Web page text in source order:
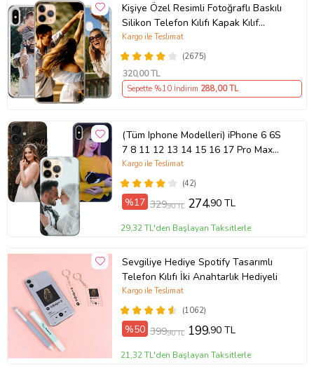
Kişiye Özel Resimli Fotoğraflı Baskılı
Silikon Telefon Kılıfı Kapak Kılıf
(Telefon Modelleri Açıklamada)
(2675)
Kargo ile Teslimat
320,00 TL
Sepette %10 İndirim 288,00 TL
(Tüm Iphone Modelleri) iPhone 6 6S
7 8 11 12 13 14 15 16 17 Pro Max
Plus Mini Kişiye Özel Resimli
Fotoğraflı Kılıf(42)
Kargo ile Teslimat
%17 329,90 TL 274,90 TL
29,32 TL'den Başlayan Taksitlerle
Sevgiliye Hediye Spotify Tasarımlı
Telefon Kılıfı İki Anahtarlık Hediyeli
(1062)
Kargo ile Teslimat
%50 399,90 TL 199,90 TL
21,32 TL'den Başlayan Taksitlerle